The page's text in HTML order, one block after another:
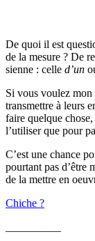
De quoi il est
de la mesure ? De
sienne : celle d’un
Si vous voulez mon
transmettre à leurs
faire quelque
l’utiliser que pour
C’est une chance
pourtant pas d’être
de la mettre en
Chiche ?